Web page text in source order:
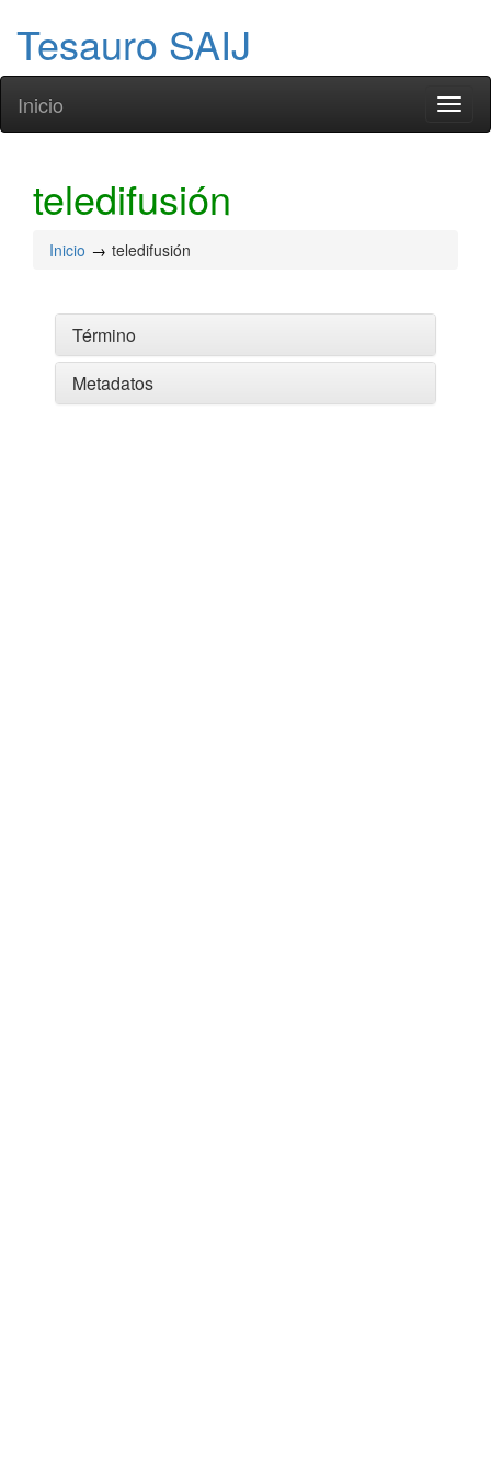
Tesauro SAIJ
Inicio
teledifusión
Inicio teledifusión
Término
Metadatos